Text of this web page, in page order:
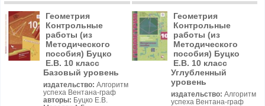
Геометрия
Контрольные
работы (из
Методического
пособия) Буцко
Е.В. 10 класс
Базовый уровень
издательство: Алгоритм
успеха Вентана-граф
авторы: Буцко Е.В.
Геометрия
Контрольные
работы (из
Методического
пособия) Буцко
Е.В. 10 класс
Углубленный
уровень
издательство: Алгоритм
успеха Вентана-граф